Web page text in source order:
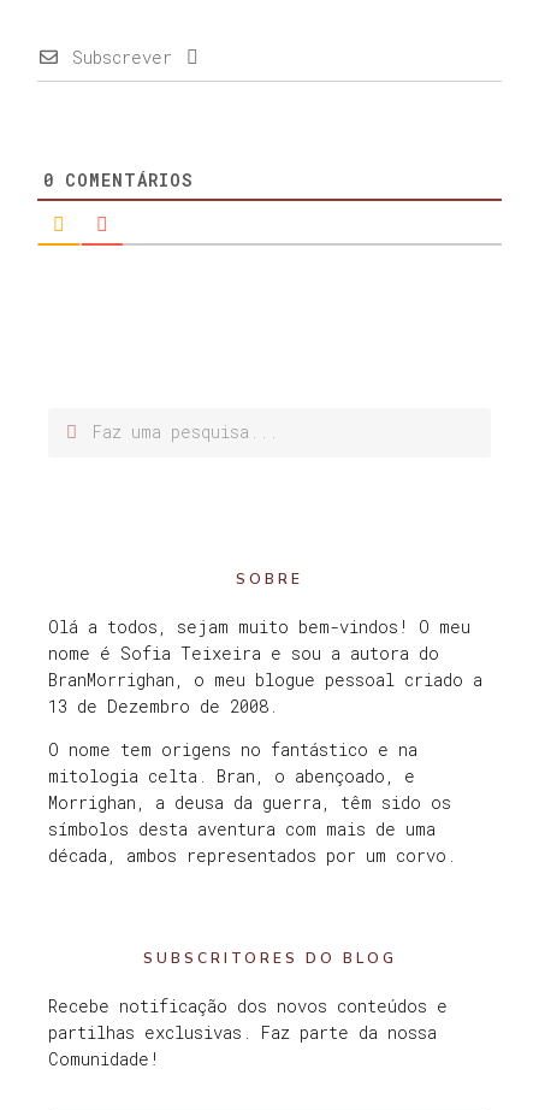
Subscrever
0 COMENTÁRIOS
SOBRE
Olá a todos, sejam muito bem-vindos! O meu
nome é Sofia Teixeira e sou a autora do
BranMorrighan, o meu blogue pessoal criado a
13 de Dezembro de 2008.
O nome tem origens no fantástico e na
mitologia celta. Bran, o abençoado, e
Morrighan, a deusa da guerra, têm sido os
símbolos desta aventura com mais de uma
década, ambos representados por um corvo.
SUBSCRITORES DO BLOG
Recebe notificação dos novos conteúdos e
partilhas exclusivas. Faz parte da nossa
Comunidade!